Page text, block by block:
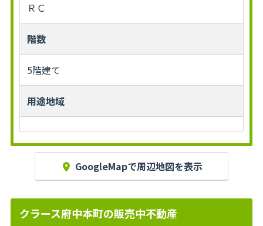
ＲＣ
階数
5階建て
用途地域
GoogleMapで周辺地図を表示
クラース府中本町の販売中不動産